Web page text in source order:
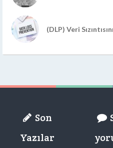
(DLP) Veri
Son
Yazılar